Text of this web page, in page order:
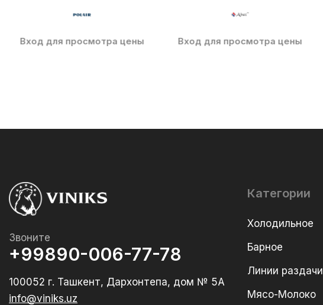
Вход для просмотра цены Вход для просмотра цены
Звоните
+99890-006-77-78
100052 г. Ташкент, Дархонтепа, дом № 5А
info@viniks.uz
Категории
Холодильное
Барное
Линии раздачи
Мясо-Молоко